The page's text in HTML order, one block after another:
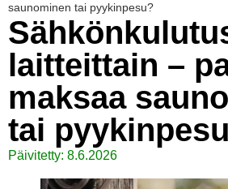
saunominen tai pyykinpesu?
laitteittain –
maksaa
tai
Päivitetty: 8.6.2026